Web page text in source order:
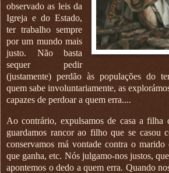
observado as leis da
Igreja e do Estado,
ter trabalho sempre
por um mundo mais
justo. Não basta
sequer pedir
(justamente) perdão às populações do
quem sabe involuntariamente, as
capazes de perdoar a quem erra....
Ao contrário, expulsamos de casa a filha
guardamos rancor ao filho que se casou
conservamos má vontade contra o marido
que ganha, etc. Nós julgamo-nos justos,
apontemos o dedo a quem erra. Quando